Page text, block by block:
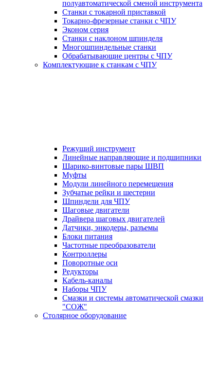
полуавтоматической сменой инструмента
Станки с токарной приставкой
Токарно-фрезерные станки с ЧПУ
Эконом серия
Станки с наклоном шпинделя
Многошпиндельные станки
Обрабатывающие центры с ЧПУ
Комплектующие к станкам с ЧПУ
Режущий инструмент
Линейные направляющие и подшипники
Шарико-винтовые пары ШВП
Муфты
Модули линейного перемещения
Зубчатые рейки и шестерни
Шпиндели для ЧПУ
Шаговые двигатели
Драйвера шаговых двигателей
Датчики, энкодеры, разъемы
Блоки питания
Частотные преобразователи
Контроллеры
Поворотные оси
Редукторы
Кабель-каналы
Наборы ЧПУ
Смазки и системы автоматической смазки
"СОЖ"
Столярное оборудование